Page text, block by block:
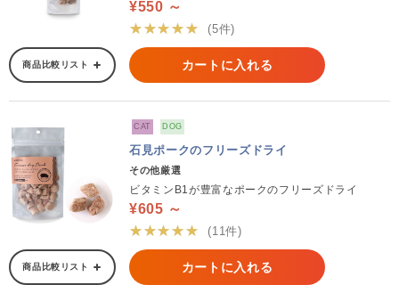
¥550 ～
★★★★★
(5件)
商品比較リスト カートに入れる
CAT DOG
石見ポークのフリーズドライ
その他厳選
ビタミンB1が豊富なポークのフリーズドライ
¥605 ～
★★★★★
(11件)
商品比較リスト カートに入れる